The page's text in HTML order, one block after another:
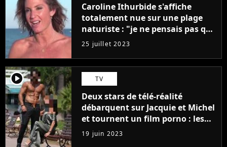
Caroline Ithurbide s'affiche
totalement nue sur une plage
naturiste : "je ne pensais pas que
j'arriverais à le faire..."
25 juillet 2023
player2 TV
Deux stars de télé-réalité
débarquent sur Jacquie et Michel
et tournent un film porno : les
premières images du tournage
(exclu)
19 juin 2023